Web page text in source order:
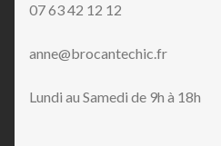
07 63 42 12 12
anne@brocantechic.fr
Lundi au Samedi de 9h à 18h